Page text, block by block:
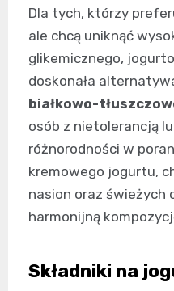
Dla tych, którzy
ale chcą uniknąć
glikemicznego,
doskonała
białkowo-
osób z nietolerancją
różnorodności w
kremowego jogurtu,
nasion oraz świeżych
harmonijną
Składniki na